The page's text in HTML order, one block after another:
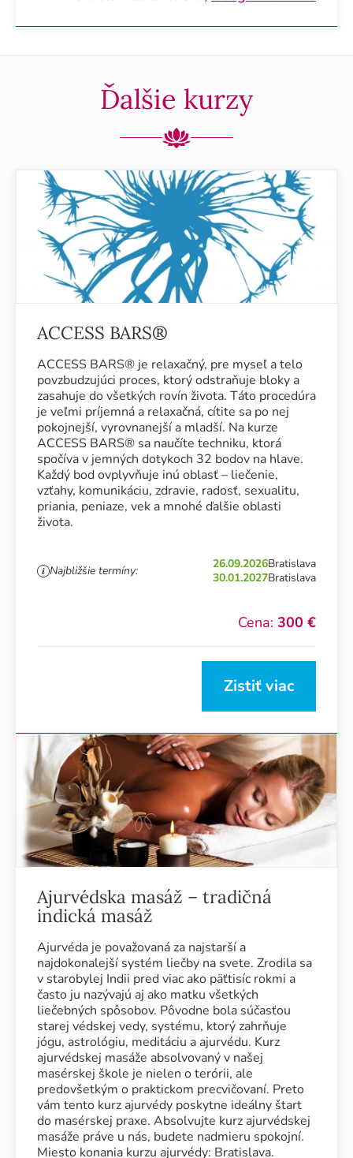
Ďalšie kurzy
ACCESS BARS®
ACCESS BARS® je relaxačný, pre myseľ a telo
povzbudzujúci proces, ktorý odstraňuje bloky a
zasahuje do všetkých rovín života. Táto procedúra
je veľmi príjemná a relaxačná, cítite sa po nej
pokojnejší, vyrovnanejší a mladší. Na kurze
ACCESS BARS® sa naučíte techniku, ktorá
spočíva v jemných dotykoch 32 bodov na hlave.
Každý bod ovplyvňuje inú oblasť – liečenie,
vzťahy, komunikáciu, zdravie, radosť, sexualitu,
priania, peniaze, vek a mnohé ďalšie oblasti
života.
Najbližšie termíny: 26.09.2026Bratislava
30.01.2027Bratislava
Cena: 300 €
Zistiť viac
Ajurvédska masáž – tradičná
indická masáž
Ajurvéda je považovaná za najstarší a
najdokonalejší systém liečby na svete. Zrodila sa
v starobylej Indii pred viac ako päťtisíc rokmi a
často ju nazývajú aj ako matku všetkých
liečebných spôsobov. Pôvodne bola súčasťou
starej védskej vedy, systému, ktorý zahrňuje
jógu, astrológiu, meditáciu a ajurvédu. Kurz
ajurvédskej masáže absolvovaný v našej
masérskej škole je nielen o terórii, ale
predovšetkým o praktickom precvičovaní. Preto
vám tento kurz ajurvédy poskytne ideálny štart
do masérskej praxe. Absolvujte kurz ajurvédskej
masáže práve u nás, budete nadmieru spokojní.
Miesto konania kurzu ajurvédy: Bratislava.